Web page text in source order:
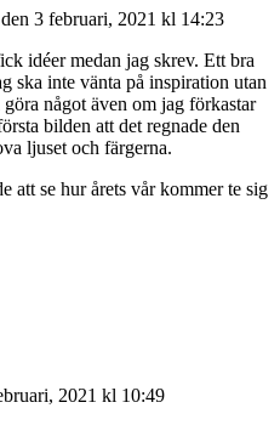
den 3 februari, 2021 kl 14:23
idéer medan jag skrev. Ett bra
ska inte vänta på inspiration utan
något även om jag förkastar
bilden att det regnade den
ljuset och färgerna.
att se hur årets vår kommer te sig
2021 kl 10:49